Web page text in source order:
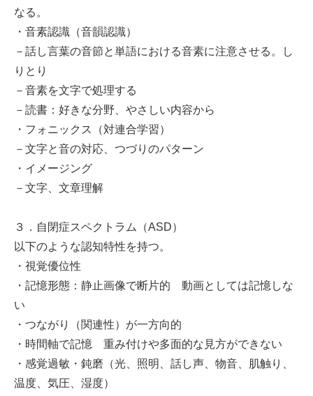
なる。
・音素認識（音韻認識）
－話し言葉の音節と単語における音素に注意させる。し
りとり
－音素を文字で処理する
－読書：好きな分野、やさしい内容から
・フォニックス（対連合学習）
－文字と音の対応、つづりのパターン
・イメージング
－文字、文章理解
３．自閉症スペクトラム（ASD）
以下のような認知特性を持つ。
・視覚優位性
・記憶形態：静止画像で断片的 動画としては記憶しな
い
・つながり（関連性）が一方向的
・時間軸で記憶 重み付けや多面的な見方ができない
・感覚過敏・鈍磨（光、照明、話し声、物音、肌触り、
温度、気圧、湿度）